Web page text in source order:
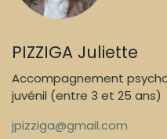
PIZZIGA Juliette
Accompagnement
juvénil (entre 3 et 25 ans)
jpizziga@gmail.com